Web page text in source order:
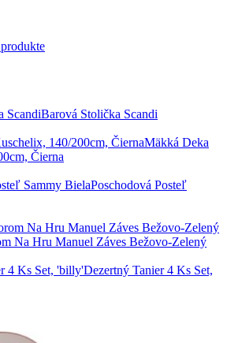
Barová Stolička Scandi
Mäkká Deka
Čierna
Poschodová Posteľ
Na Hru Manuel Záves Bežovo-Zelený
Dezertný Tanier 4 Ks Set,